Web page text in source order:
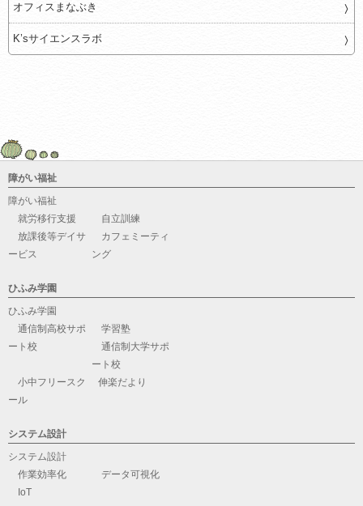
オフィスまなぶき
K’sサイエンスラボ
障がい福祉
障がい福祉
就労移行支援
自立訓練
放課後等デイサ
ービス
カフェミーティ
ング
ひふみ学園
ひふみ学園
通信制高校サポ
ート校
学習塾
通信制大学サポ
ート校
小中フリースク
ール
伸楽だより
システム設計
システム設計
作業効率化
データ可視化
IoT